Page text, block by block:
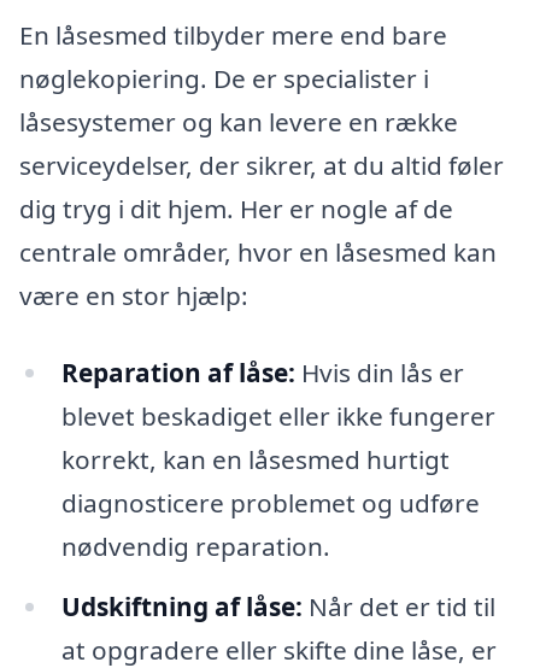
En låsesmed tilbyder mere end bare
nøglekopiering. De er specialister i
låsesystemer og kan levere en række
serviceydelser, der sikrer, at du altid føler
dig tryg i dit hjem. Her er nogle af de
centrale områder, hvor en låsesmed kan
være en stor hjælp:
Reparation af låse: Hvis din lås er
blevet beskadiget eller ikke fungerer
korrekt, kan en låsesmed hurtigt
diagnosticere problemet og udføre
nødvendig reparation.
Udskiftning af låse: Når det er tid til
at opgradere eller skifte dine låse, er